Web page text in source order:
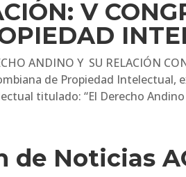
V
ANDINO Y SU RELACIÓN
de Propiedad
titulado: “El Derecho
de Noticias